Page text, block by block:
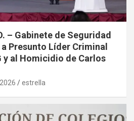
– Gabinete de Seguridad
Presunto Líder Criminal
y al Homicidio de Carlos
estrella